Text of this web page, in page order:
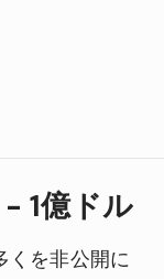
1億ドル
くを非公開に